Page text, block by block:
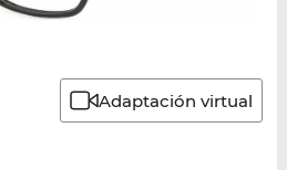
Adaptación virtual